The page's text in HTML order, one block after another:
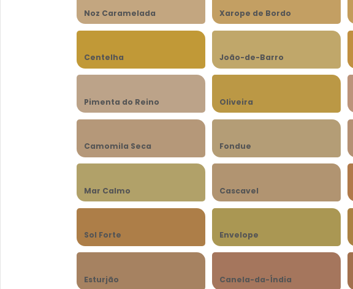
Noz Caramelada Xarope de Bordo
Centelha João-de-Barro
Pimenta do Reino Oliveira
Camomila Seca Fondue
Mar Calmo Cascavel
Sol Forte Envelope
Esturjão Canela-da-Índia